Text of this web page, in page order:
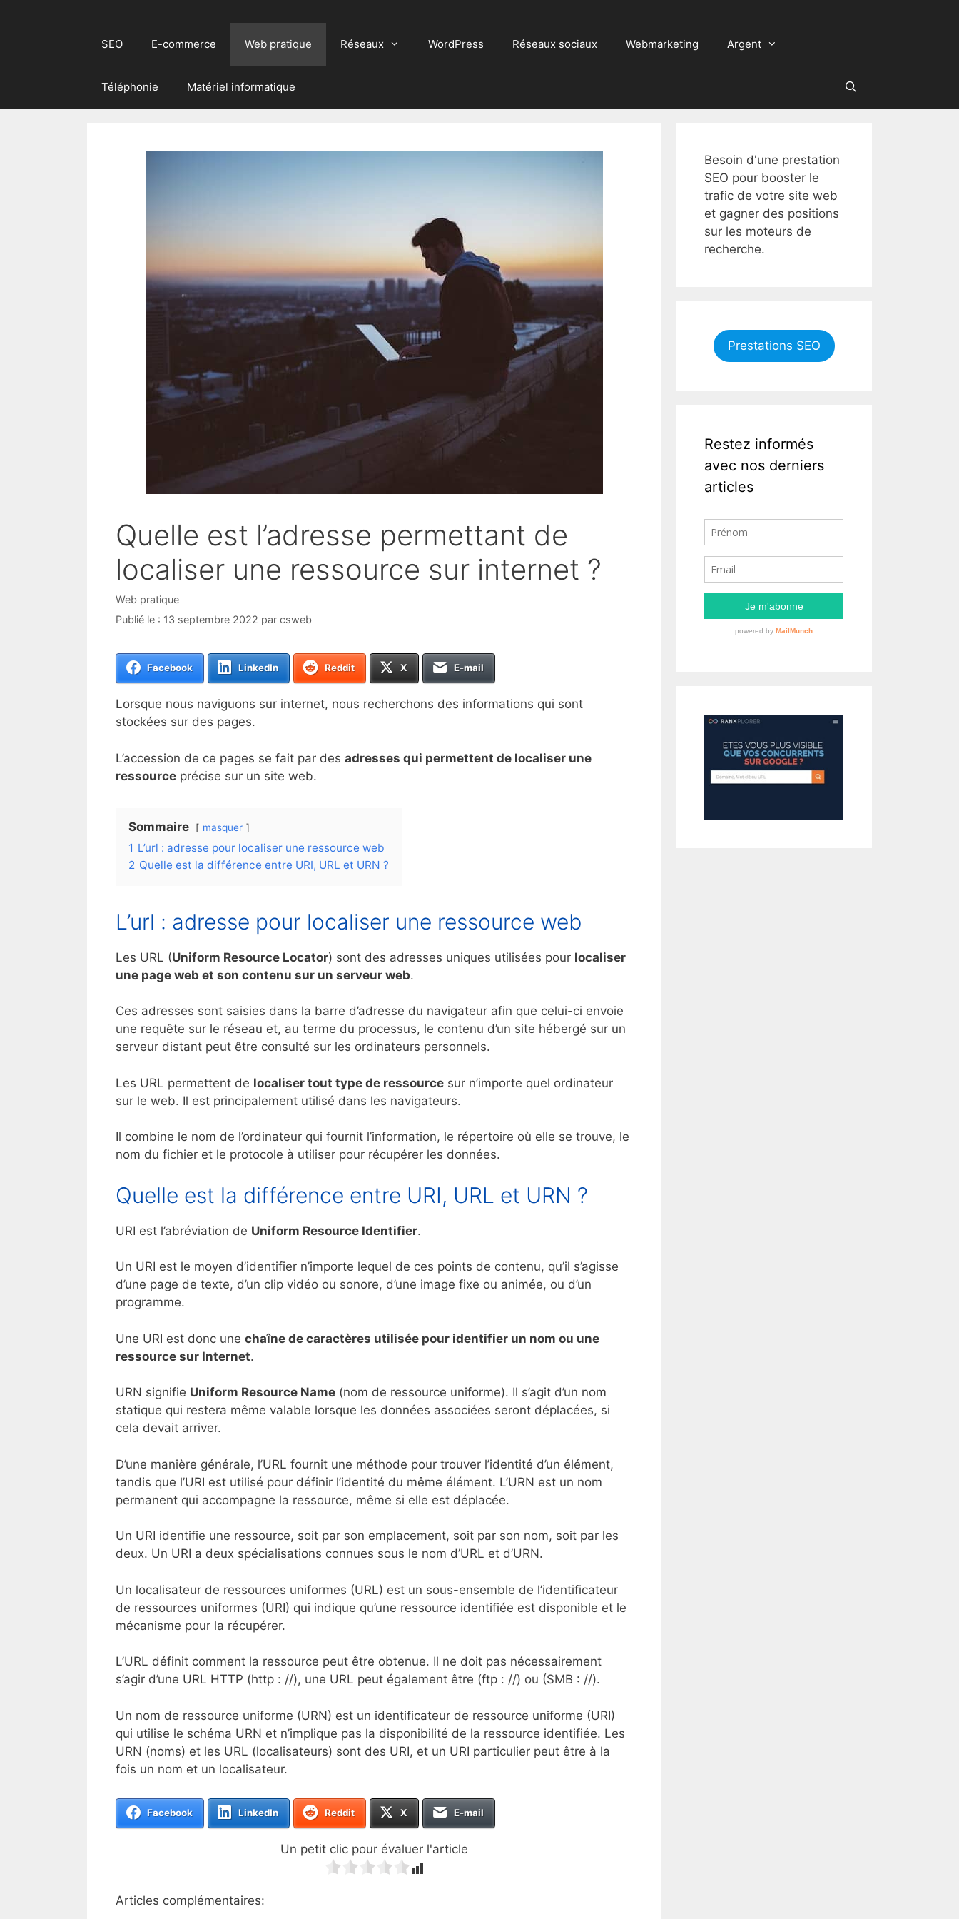
SEO E-commerce Web pratique Réseaux WordPress Réseaux sociaux Webmarketing Argent
Téléphonie Matériel informatique
Quelle est l’adresse permettant de
localiser une ressource sur internet ?
Catégories
Web pratique
13 septembre 2022 par csweb
Facebook LinkedIn Reddit X E-mail
Lorsque nous naviguons sur internet, nous recherchons des informations qui sont
stockées sur des pages.
L’accession de ce pages se fait par des adresses qui permettent de localiser une
ressource précise sur un site web.
Sommaire masquer
1 L’url : adresse pour localiser une ressource web
2 Quelle est la différence entre URI, URL et URN ?
L’url : adresse pour localiser une ressource web
Les URL (Uniform Resource Locator) sont des adresses uniques utilisées pour localiser
une page web et son contenu sur un serveur web.
Ces adresses sont saisies dans la barre d’adresse du navigateur afin que celui-ci envoie
une requête sur le réseau et, au terme du processus, le contenu d’un site hébergé sur un
serveur distant peut être consulté sur les ordinateurs personnels.
Les URL permettent de localiser tout type de ressource sur n’importe quel ordinateur
sur le web. Il est principalement utilisé dans les navigateurs.
Il combine le nom de l’ordinateur qui fournit l’information, le répertoire où elle se trouve, le
nom du fichier et le protocole à utiliser pour récupérer les données.
Quelle est la différence entre URI, URL et URN ?
URI est l’abréviation de Uniform Resource Identifier.
Un URI est le moyen d’identifier n’importe lequel de ces points de contenu, qu’il s’agisse
d’une page de texte, d’un clip vidéo ou sonore, d’une image fixe ou animée, ou d’un
programme.
Une URI est donc une chaîne de caractères utilisée pour identifier un nom ou une
ressource sur Internet.
URN signifie Uniform Resource Name (nom de ressource uniforme). Il s’agit d’un nom
statique qui restera même valable lorsque les données associées seront déplacées, si
cela devait arriver.
D’une manière générale, l’URL fournit une méthode pour trouver l’identité d’un élément,
tandis que l’URI est utilisé pour définir l’identité du même élément. L’URN est un nom
permanent qui accompagne la ressource, même si elle est déplacée.
Un URI identifie une ressource, soit par son emplacement, soit par son nom, soit par les
deux. Un URI a deux spécialisations connues sous le nom d’URL et d’URN.
Un localisateur de ressources uniformes (URL) est un sous-ensemble de l’identificateur
de ressources uniformes (URI) qui indique qu’une ressource identifiée est disponible et le
mécanisme pour la récupérer.
L’URL définit comment la ressource peut être obtenue. Il ne doit pas nécessairement
s’agir d’une URL HTTP (http : //), une URL peut également être (ftp : //) ou (SMB : //).
Un nom de ressource uniforme (URN) est un identificateur de ressource uniforme (URI)
qui utilise le schéma URN et n’implique pas la disponibilité de la ressource identifiée. Les
URN (noms) et les URL (localisateurs) sont des URI, et un URI particulier peut être à la
fois un nom et un localisateur.
Facebook LinkedIn Reddit X E-mail
Un petit clic pour évaluer l'article
Articles complémentaires:
Besoin d'une prestation
SEO pour booster le
trafic de votre site web
et gagner des positions
sur les moteurs de
recherche.
Prestations SEO
Restez informés
avec nos derniers
articles